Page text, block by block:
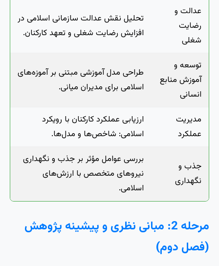
عدالت و
رضایت
شغلی
تحلیل نقش عدالت سازمانی اسلامی در
افزایش رضایت شغلی و تعهد کارکنان.
توسعه و
آموزش منابع
انسانی
طراحی مدل آموزشی مبتنی بر آموزه‌های
اسلامی برای مدیران میانی.
مدیریت
عملکرد
ارزیابی عملکرد کارکنان با رویکرد
اسلامی: شاخص‌ها و مدل‌ها.
جذب و
نگهداری
بررسی عوامل مؤثر بر جذب و نگهداری
نیروهای متخصص با ارزش‌های
اسلامی.
مرحله 2: مبانی نظری و پیشینه پژوهش
(فصل دوم)